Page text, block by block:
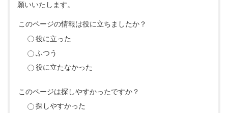
願いいたします。
このページの情報は役に立ちましたか？
役に立った
ふつう
役に立たなかった
このページは探しやすかったですか？
探しやすかった